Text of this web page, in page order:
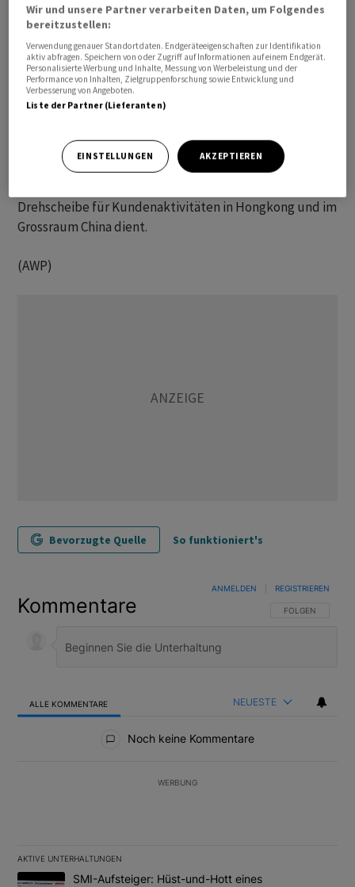
Vermögensverwaltungs- und High-Net-Worth-Kunden
der BEA Zugang zu ausgewählten Private-Markets-
Anlagen vonPartners Group. Gemeinsam mit der BEA
wolle man die globale Plattform und
Investmentexpertise einem breiteren Anlegerkreis
zugänglich machen.
Hongkong sei für Partners Groupein wichtiger Markt im
Bereich Private Wealth, heisst es weiter. Das
Drehscheibe für Kundenaktivitäten in Hongkong und im
Grossraum China dient.
(AWP)
Bevorzugte Quelle So funktioniert's
Kommentare FOLGE DIESER
FOLGEN
ANMELDEN REGISTRIEREN
ALLE KOMMENTARE NEUESTE
Noch keine Kommentare
WERBUNG
AKTIVE UNTERHALTUNGEN
Das Folgende ist eine Liste der am meisten kommentierten
Ein Trendartikel mit dem Titel "SMI-Aufsteiger: Hüst-und-Hott
SMI-Aufsteiger: Hüst-und-Hott eines
Wir und unsere Partner verarbeiten Daten, um Folgendes
bereitzustellen:
Verwendung genauer Standortdaten. Endgeräteeigenschaften zur Identifikation
aktiv abfragen. Speichern von oder Zugriff auf Informationen auf einem Endgerät.
Personalisierte Werbung und Inhalte, Messung von Werbeleistung und der
Performance von Inhalten, Zielgruppenforschung sowie Entwicklung und
Verbesserung von Angeboten.
Liste der Partner (Lieferanten)
EINSTELLUNGEN AKZEPTIEREN